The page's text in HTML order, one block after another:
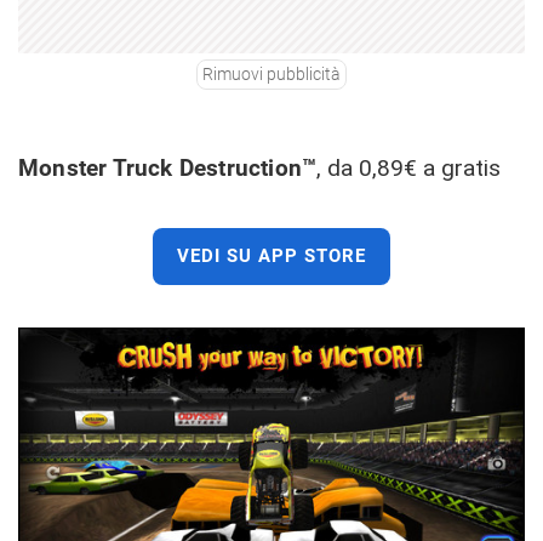
Rimuovi pubblicità
Monster Truck Destruction™, da 0,89€ a gratis
VEDI SU APP STORE